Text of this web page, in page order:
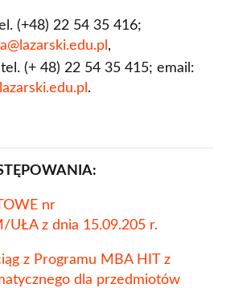
(+48) 22 54 35 416;
,
(+ 48) 22 54 35 415; email:
.
nr
z dnia 15.09.205 r.
z Programu MBA HIT z
dla przedmiotów